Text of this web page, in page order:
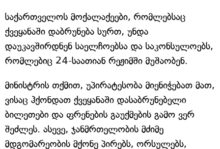
საქართველოს მოქალაქეები, რომლებსაც
ქვეყანაში დაბრუნება სურთ, უნდა
დაუკავშირდნენ საელჩოებსა და საკონსულოებს,
რომლებიც 24-საათიან რეჟიმში მუშაობენ.
მინისტრის თქმით, უპირატესობა მიენიჭებათ მათ,
ვისაც ჰქონდათ ქვეყანაში დასაბრუნებელი
ბილეთები და ფრენების გაუქმების გამო ვერ
შეძლეს. ასევე, ჯანმრთელობის მძიმე
მდგომარეობის მქონე პირებს, ორსულებს,